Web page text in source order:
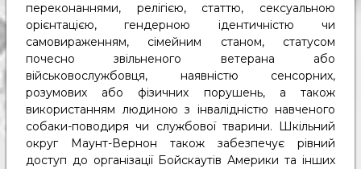
переконаннями, релігією, статтю, сексуальною
орієнтацією, гендерною ідентичністю чи
самовираженням, сімейним станом, статусом
почесно звільненого ветерана або
військовослужбовця, наявністю сенсорних,
розумових або фізичних порушень, а також
використанням людиною з інвалідністю навченого
собаки-поводиря чи службової тварини. Шкільний
округ Маунт-Вернон також забезпечує рівний
доступ до організації Бойскаутів Америки та інших